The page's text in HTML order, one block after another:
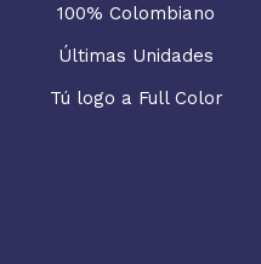
100% Colombiano
Últimas Unidades
Tú logo a Full Color